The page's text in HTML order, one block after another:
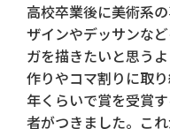
高校卒業後に美術系
ザインやデッサンな
ガを描きたいと思う
作りやコマ割りに取
年くらいで賞を受賞
者がつきました。こ